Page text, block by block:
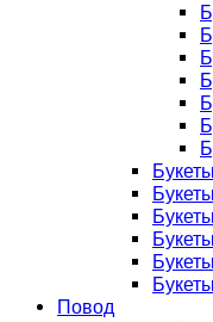
Повод